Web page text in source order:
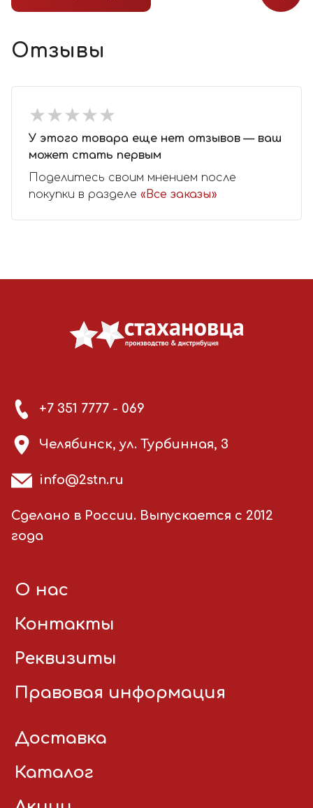
Отзывы
★★★★★
★★★★★
У этого товара еще нет отзывов — ваш
может стать первым
Поделитесь своим мнением после
покупки в разделе «Все заказы»
+7 351 7777 - 069
Челябинск, ул. Турбинная, 3
info@2stn.ru
Сделано в России. Выпускается с 2012
года
О нас
Контакты
Реквизиты
Правовая информация
Доставка
Каталог